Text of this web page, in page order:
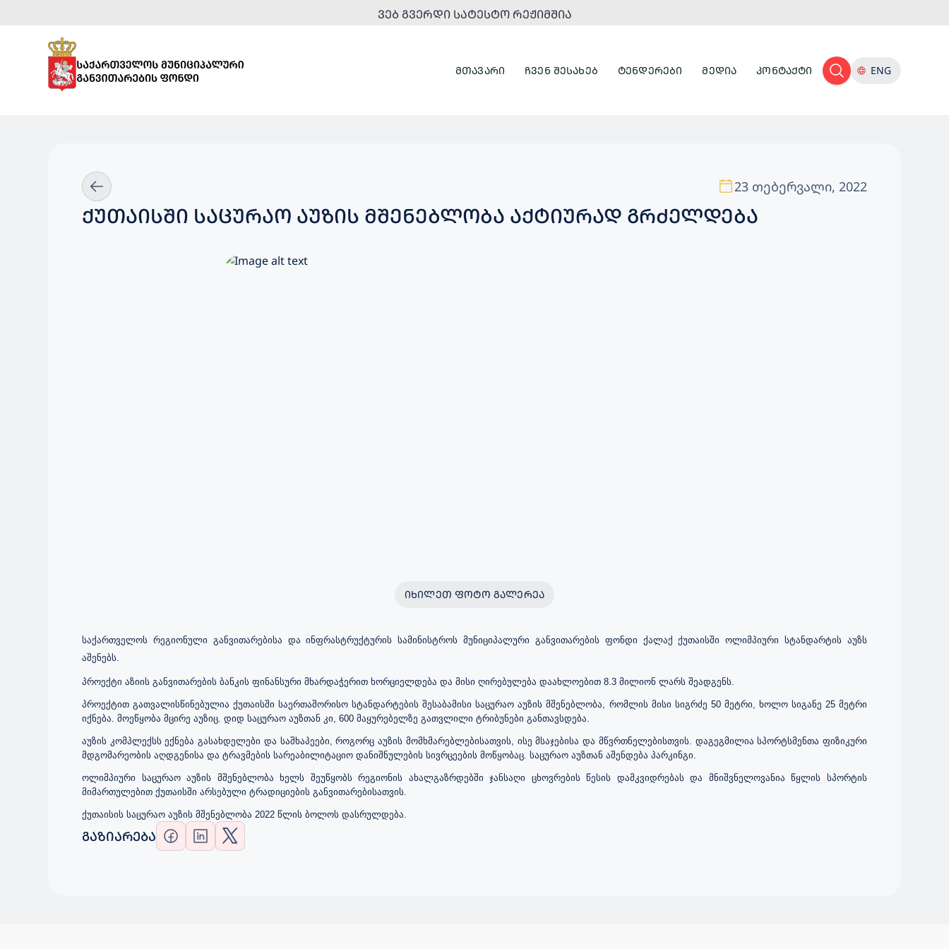
ᲕᲔᲑ ᲒᲕᲔᲠᲓᲘ ᲡᲐᲢᲔᲡᲢᲝ ᲠᲔᲟᲘᲛᲨᲘᲐ
ᲛᲗᲐᲕᲐᲠᲘ ᲩᲕᲔᲜ ᲨᲔᲡᲐᲮᲔᲑ ᲢᲔᲜᲓᲔᲠᲔᲑᲘ ᲛᲔᲓᲘᲐ ᲙᲝᲜᲢᲐᲥᲢᲘ ENG
23 თებერვალი, 2022
ᲥᲣᲗᲐᲘᲡᲨᲘ ᲡᲐᲪᲣᲠᲐᲝ ᲐᲣᲖᲘᲡ ᲛᲨᲔᲜᲔᲑᲚᲝᲑᲐ ᲐᲥᲢᲘᲣᲠᲐᲓ ᲒᲠᲫᲔᲚᲓᲔᲑᲐ
ᲘᲮᲘᲚᲔᲗ ᲤᲝᲢᲝ ᲒᲐᲚᲔᲠᲔᲐ
საქართველოს რეგიონული განვითარებისა და ინფრასტრუქტურის სამინისტროს მუნიციპალური განვითარების ფონდი ქალაქ ქუთაისში ოლიმპიური სტანდარტის აუზს
აშენებს.
პროექტი აზიის განვითარების ბანკის ფინანსური მხარდაჭერით ხორციელდება და მისი ღირებულება დაახლოებით 8.3 მილიონ ლარს შეადგენს.
პროექტით გათვალისწინებულია ქუთაისში საერთაშორისო სტანდარტების შესაბამისი საცურაო აუზის მშენებლობა, რომლის მისი სიგრძე 50 მეტრი, ხოლო სიგანე 25 მეტრი
იქნება. მოეწყობა მცირე აუზიც. დიდ საცურაო აუზთან კი, 600 მაყურებელზე გათვლილი ტრიბუნები განთავსდება.
აუზის კომპლექსს ექნება გასახდელები და საშხაპეები, როგორც აუზის მომხმარებლებისათვის, ისე მსაჯებისა და მწვრთნელებისთვის. დაგეგმილია სპორტსმენთა ფიზიკური
მდგომარეობის აღდგენისა და ტრავმების სარეაბილიტაციო დანიშნულების სივრცეების მოწყობაც. საცურაო აუზთან აშენდება პარკინგი.
ოლიმპიური საცურაო აუზის მშენებლობა ხელს შეუწყობს რეგიონის ახალგაზრდებში ჯანსაღი ცხოვრების წესის დამკვიდრებას და მნიშვნელოვანია წყლის სპორტის
მიმართულებით ქუთაისში არსებული ტრადიციების განვითარებისათვის.
ქუთაისის საცურაო აუზის მშენებლობა 2022 წლის ბოლოს დასრულდება.
ᲒᲐᲖᲘᲐᲠᲔᲑᲐ